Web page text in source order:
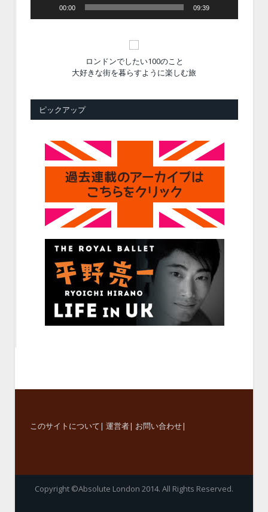
00:00 09:39
ロンドンでしたい100のこと
大好きな街を暮らすように楽しむ旅
ピックアップ
このサイトについて| 運営者| お問い合わせ|
Copyright ©Absolute London 2014. All Rights Reserved.